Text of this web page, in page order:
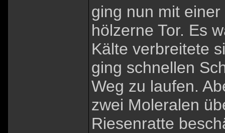
ging nun mit
hölzerne Tor. Es
Kälte verbreitete
ging schnellen
Weg zu laufen.
zwei Moleralen
Riesenratte